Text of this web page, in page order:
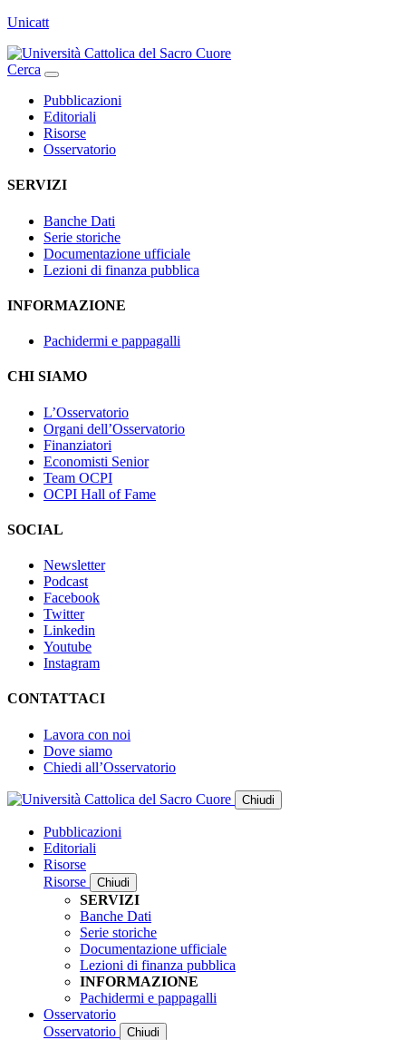
Unicatt
Cerca
Pubblicazioni
Editoriali
Risorse
Osservatorio
SERVIZI
Banche Dati
Serie storiche
Documentazione ufficiale
Lezioni di finanza pubblica
INFORMAZIONE
Pachidermi e pappagalli
CHI SIAMO
L’Osservatorio
Organi dell’Osservatorio
Finanziatori
Economisti Senior
Team OCPI
OCPI Hall of Fame
SOCIAL
Newsletter
Podcast
Facebook
Twitter
Linkedin
Youtube
Instagram
CONTATTACI
Lavora con noi
Dove siamo
Chiedi all’Osservatorio
Chiudi
Pubblicazioni
Editoriali
Risorse
Risorse
Chiudi
SERVIZI
Banche Dati
Serie storiche
Documentazione ufficiale
Lezioni di finanza pubblica
INFORMAZIONE
Pachidermi e pappagalli
Osservatorio
Osservatorio
Chiudi